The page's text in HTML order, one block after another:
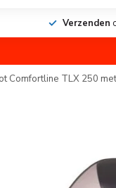
Verzenden
Comfortline TLX 250